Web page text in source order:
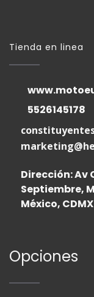
Tienda en linea
5526145178
Dirección: Av
Septiembre,
México, CDMX
Opciones